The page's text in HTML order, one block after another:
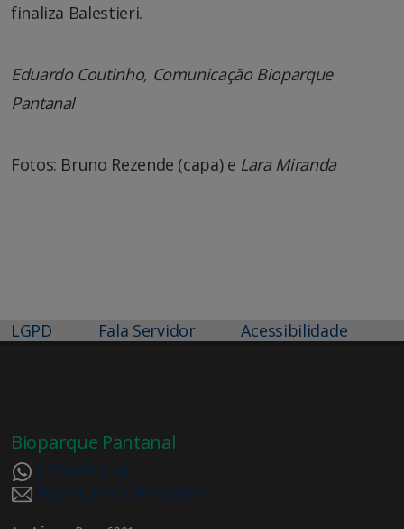
finaliza Balestieri.
Eduardo Coutinho, Comunicação Bioparque
Pantanal
Fotos: Bruno Rezende (capa) e Lara Miranda
LGPD Fala Servidor Acessibilidade
Bioparque Pantanal
(67) 99217-8189
bioparquepantanal@ms.gov.br